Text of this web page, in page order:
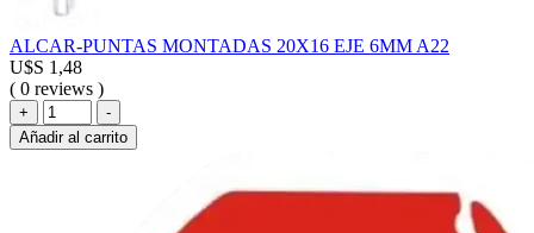
ALCAR-PUNTAS MONTADAS 20X16 EJE 6MM A22
U$S 1,48
( 0 reviews )
+
ALCAR-
PUNTAS
MONTADAS
-
Añadir al carrito